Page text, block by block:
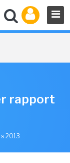
rapport
2013